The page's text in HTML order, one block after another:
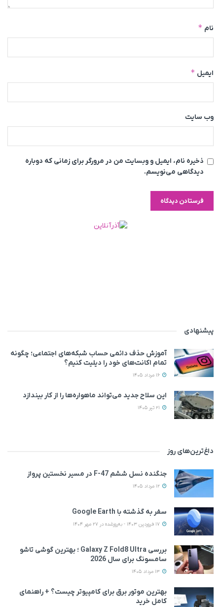
نام *
ایمیل *
وب‌ سایت
ذخیره نام، ایمیل و وبسایت من در مرورگر برای زمانی که دوباره
دیدگاهی می‌نویسم.
پیشنهادی
آموزش حذف دائمی حساب شبکه‌های اجتماعی؛ چگونه
تمام اکانت‌های خود را دیلیت کنیم؟
این سلاح جدید می‌تواند ماهواره‌ها را از کار بیندازد
داغ‌ترین‌های روز
جنگنده نسل ششم F-47 در مسیر نخستین پرواز
سفر به گذشته با Google Earth
بررسی Galaxy Z Fold8 Ultra ؛ بهترین گوشی تاشو
سامسونگ برای سال 2026
بهترین موتور برق برای کامپیوتر چیست؟ + راهنمای
کامل خرید